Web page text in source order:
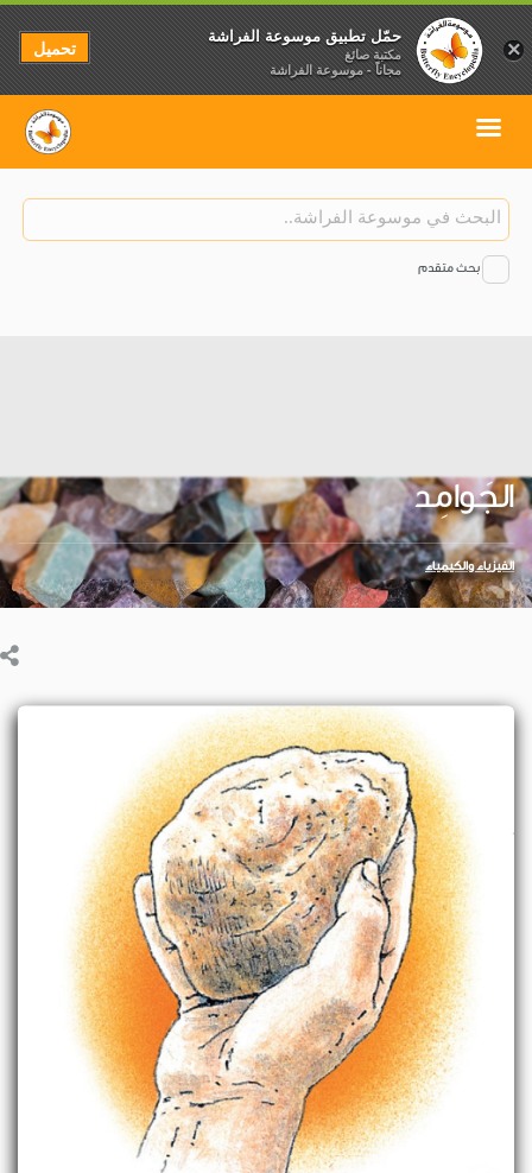
بحث متقدم
الجَوامِد
الفيزياء والكيمياء
×
حمّل تطبيق موسوعة الفراشة
مكتبة صائغ
مجاناً - موسوعة الفراشة
تحميل